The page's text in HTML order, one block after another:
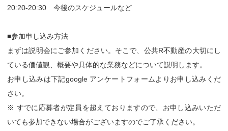
20:20-20:30 今後のスケジュールなど
■参加申し込み方法
まずは説明会にご参加ください。そこで、公共R不動産の大切にし
ている価値観、概要や具体的な業務などについて説明します。
お申し込みは下記google アンケートフォームよりお申し込みくだ
さい。
※ すでに応募者が定員を超えておりますので、お申し込みいただ
いても参加できない場合がございますのでご了承ください。